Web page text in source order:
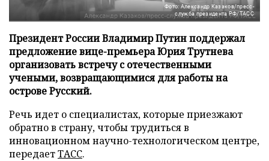
Фото: Александр Казаков/пресс-
служба президента РФ/ТАСС
Президент России Владимир Путин поддержал
предложение вице-премьера Юрия Трутнева
организовать встречу с отечественными
учеными, возвращающимися для работы на
острове Русский.
Речь идет о специалистах, которые приезжают
обратно в страну, чтобы трудиться в
инновационном научно-технологическом центре,
передаетТАСС.